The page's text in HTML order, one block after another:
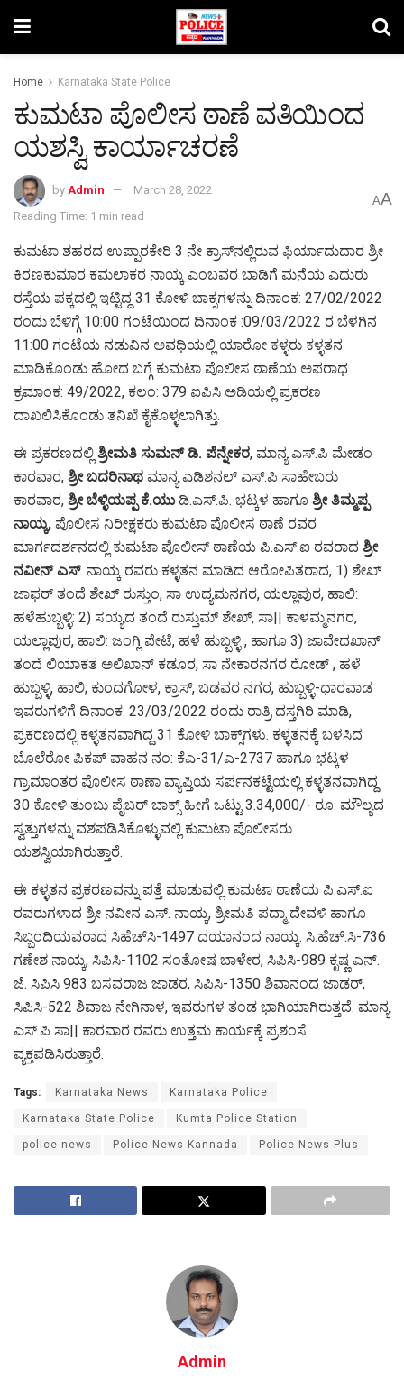
Home Karnataka State Police
ಕುಮಟಾ ಪೊಲೀಸ ಠಾಣೆ ವತಿಯಿಂದ
ಯಶಸ್ವಿ ಕಾರ್ಯಾಚರಣೆ
by Admin
March 28, 2022
Reading Time: 1 min read
AA
ಕುಮಟಾ ಶಹರದ ಉಪ್ಪಾರಕೇರಿ 3 ನೇ ಕ್ರಾಸ್‌ನಲ್ಲಿರುವ ಫಿರ್ಯಾದುದಾರ ಶ್ರೀ
ಕಿರಣಕುಮಾರ ಕಮಲಾಕರ ನಾಯ್ಕ ಎಂಬವರ ಬಾಡಿಗೆ ಮನೆಯ ಎದುರು
ರಸ್ತೆಯ ಪಕ್ಕದಲ್ಲಿ ಇಟ್ಟಿದ್ದ 31 ಕೋಳಿ ಬಾಕ್ಸಗಳನ್ನು ದಿನಾಂಕ: 27/02/2022
ರಂದು ಬೆಳಿಗ್ಗೆ 10:00 ಗಂಟೆಯಿಂದ ದಿನಾಂಕ :09/03/2022 ರ ಬೆಳಗಿನ
11:00 ಗಂಟೆಯ ನಡುವಿನ ಅವಧಿಯಲ್ಲಿ ಯಾರೋ ಕಳ್ಳರು ಕಳ್ಳತನ
ಮಾಡಿಕೊಂಡು ಹೋದ ಬಗ್ಗೆ ಕುಮಟಾ ಪೊಲೀಸ ಠಾಣೆಯ ಅಪರಾಧ
ಕ್ರಮಾಂಕ: 49/2022, ಕಲಂ: 379 ಐಪಿಸಿ ಅಡಿಯಲ್ಲಿ ಪ್ರಕರಣ
ದಾಖಲಿಸಿಕೊಂಡು ತನಿಖೆ ಕೈಕೊಳ್ಳಲಾಗಿತ್ತು.
ಈ ಪ್ರಕರಣದಲ್ಲಿ ಶ್ರೀಮತಿ ಸುಮನ್ ಡಿ. ಪೆನ್ನೇಕರ, ಮಾನ್ಯ ಎಸ್.ಪಿ ಮೇಡಂ
ಕಾರವಾರ, ಶ್ರೀ ಬದರಿನಾಥ ಮಾನ್ಯ ಎಡಿಶನಲ್ ಎಸ್.ಪಿ ಸಾಹೇಬರು
ಕಾರವಾರ, ಶ್ರೀ ಬೆಳ್ಳಿಯಪ್ಪ ಕೆ.ಯುಡಿ.ಎಸ್.ಪಿ. ಭಟ್ಕಳ ಹಾಗೂ ಶ್ರೀ ತಿಮ್ಮಪ್ಪ
ನಾಯ್ಕ, ಪೊಲೀಸ ನಿರೀಕ್ಷಕರು ಕುಮಟಾ ಪೊಲೀಸ ಠಾಣೆ ರವರ
ಮಾರ್ಗದರ್ಶನದಲ್ಲಿ ಕುಮಟಾ ಪೊಲೀಸ್ ಠಾಣೆಯ ಪಿ.ಎಸ್.ಐ ರವರಾದ ಶ್ರೀ
ನವೀನ್ ಎಸ್. ನಾಯ್ಕ ರವರು ಕಳ್ಳತನ ಮಾಡಿದ ಆರೋಪಿತರಾದ, 1) ಶೇಖ್
ಜಾಫರ್ ತಂದೆ ಶೇಖ್ ರುಸ್ತುಂ, ಸಾ ಉದ್ಯಮನಗರ, ಯಲ್ಲಾಪುರ, ಹಾಲಿ:
ಹಳೆಹುಬ್ಬಳ್ಳಿ: 2) ಸಯ್ಯದ ತಂದೆ ರುಸ್ತುಮ್ ಶೇಖ್, ಸಾ|| ಕಾಳಮ್ಮನಗರ,
ಯಲ್ಲಾಪುರ, ಹಾಲಿ: ಜಂಗ್ಲಿ ಪೇಟೆ, ಹಳೆ ಹುಬ್ಬಳ್ಳಿ , ಹಾಗೂ 3) ಜಾವೇದಖಾನ್
ತಂದೆ ಲಿಯಾಕತ ಅಲಿಖಾನ್ ಕಡೂರ, ಸಾ ನೇಕಾರನಗರ ರೋಡ್ , ಹಳೆ
ಹುಬ್ಬಳ್ಳಿ, ಹಾಲಿ; ಕುಂದಗೋಳ, ಕ್ರಾಸ್, ಬಡವರ ನಗರ, ಹುಬ್ಬಳ್ಳಿ-ಧಾರವಾಡ
ಇವರುಗಳಿಗೆ ದಿನಾಂಕ: 23/03/2022 ರಂದು ರಾತ್ರಿ ದಸ್ತಗಿರಿ ಮಾಡಿ,
ಪ್ರಕರಣದಲ್ಲಿ ಕಳ್ಳತನವಾಗಿದ್ದ 31 ಕೋಳಿ ಬಾಕ್ಸ್‌ಗಳು. ಕಳ್ಳತನಕ್ಕೆ ಬಳಸಿದ
ಬೊಲೆರೋ ಪಿಕಪ್ ವಾಹನ ನಂ: ಕೆಎ-31/ಎ-2737 ಹಾಗೂ ಭಟ್ಕಳ
ಗ್ರಾಮಾಂತರ ಪೊಲೀಸ ಠಾಣಾ ವ್ಯಾಪ್ತಿಯ ಸರ್ಪನಕಟ್ಟೆಯಲ್ಲಿ ಕಳ್ಳತನವಾಗಿದ್ದ
30 ಕೋಳಿ ತುಂಬು ಪೈಬರ್ ಬಾಕ್ಸ್ ಹೀಗೆ ಒಟ್ಟು 3.34,000/- ರೂ. ಮೌಲ್ಯದ
ಸ್ವತ್ತುಗಳನ್ನು ವಶಪಡಿಸಿಕೊಳ್ಳುವಲ್ಲಿ ಕುಮಟಾ ಪೊಲೀಸರು
ಯಶಸ್ವಿಯಾಗಿರುತ್ತಾರೆ.
ಈ ಕಳ್ಳತನ ಪ್ರಕರಣವನ್ನು ಪತ್ತೆ ಮಾಡುವಲ್ಲಿ ಕುಮಟಾ ಠಾಣೆಯ ಪಿ.ಎಸ್.ಐ
ರವರುಗಳಾದ ಶ್ರೀ ನವೀನ ಎಸ್. ನಾಯ್ಕ, ಶ್ರೀಮತಿ ಪದ್ಮಾ ದೇವಳಿ ಹಾಗೂ
ಸಿಬ್ಬಂದಿಯವರಾದ ಸಿಹೆಚ್‌ಸಿ-1497 ದಯಾನಂದ ನಾಯ್ಕ. ಸಿ.ಹೆಚ್.ಸಿ-736
ಗಣೇಶ ನಾಯ್ಕ, ಸಿಪಿಸಿ-1102 ಸಂತೋಷ ಬಾಳೇರ, ಸಿಪಿಸಿ-989 ಕೃಷ್ಣ ಎನ್.
ಜೆ. ಸಿಪಿಸಿ 983 ಬಸವರಾಜ ಜಾಡರ, ಸಿಪಿಸಿ-1350 ಶಿವಾನಂದ ಜಾಡರ್,
ಸಿಪಿಸಿ-522 ಶಿವಾಜ ನೇಗಿನಾಳ, ಇವರುಗಳ ತಂಡ ಭಾಗಿಯಾಗಿರುತ್ತದೆ. ಮಾನ್ಯ
ಎಸ್.ಪಿ ಸಾ|| ಕಾರವಾರ ರವರು ಉತ್ತಮ ಕಾರ್ಯಕ್ಕೆ ಪ್ರಶಂಸೆ
ವ್ಯಕ್ತಪಡಿಸಿರುತ್ತಾರೆ.
Tags: Karnataka News Karnataka Police
Karnataka State Police Kumta Police Station
police news Police News Kannada Police News Plus
Admin